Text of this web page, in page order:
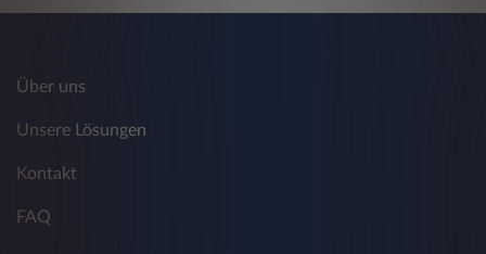
Über uns
Unsere Lösungen
Kontakt
FAQ